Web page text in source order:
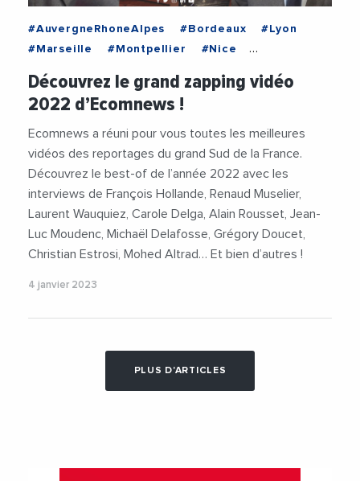
#AuvergneRhoneAlpes #Bordeaux
#Lyon
#Marseille
#Montpellier
#Nice
#ProvenceAlpesCoteDAzur
#Toulouse
#AlainRousset
#CaroleDelga
#ChristianEstrosi
#Collectivites
#Decideurs
#Economie
#Entreprises
#GregoryDoucet
#JeanLucGleyze
#JeanLucMoudenc
#LaurentWauquiez
#MartineVassal
#MichaelDelafosse
#RenaudMuselier #Videos
Découvrez le grand zapping vidéo
2022 d’Ecomnews !
Ecomnews a réuni pour vous toutes les meilleures
vidéos des reportages du grand Sud de la France.
Découvrez le best-of de l’année 2022 avec les
interviews de François Hollande, Renaud Muselier,
Laurent Wauquiez, Carole Delga, Alain Rousset, Jean-
Luc Moudenc, Michaël Delafosse, Grégory Doucet,
Christian Estrosi, Mohed Altrad… Et bien d’autres !
4 janvier 2023
PLUS D'ARTICLES